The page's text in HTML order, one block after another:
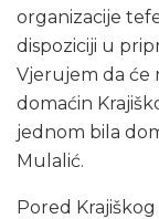
organizacije
dispoziciji u
Vjerujem da će
domaćin
jednom bila
Mulalić.
Pored